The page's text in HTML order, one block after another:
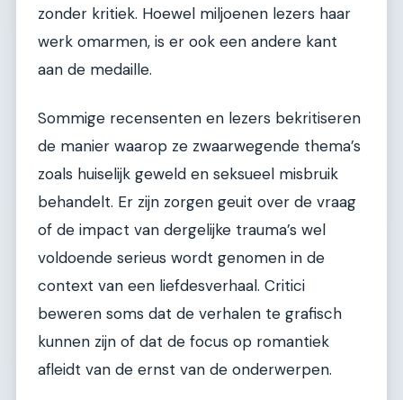
zonder kritiek. Hoewel miljoenen lezers haar
werk omarmen, is er ook een andere kant
aan de medaille.
Sommige recensenten en lezers bekritiseren
de manier waarop ze zwaarwegende thema’s
zoals huiselijk geweld en seksueel misbruik
behandelt. Er zijn zorgen geuit over de vraag
of de impact van dergelijke trauma’s wel
voldoende serieus wordt genomen in de
context van een liefdesverhaal. Critici
beweren soms dat de verhalen te grafisch
kunnen zijn of dat de focus op romantiek
afleidt van de ernst van de onderwerpen.